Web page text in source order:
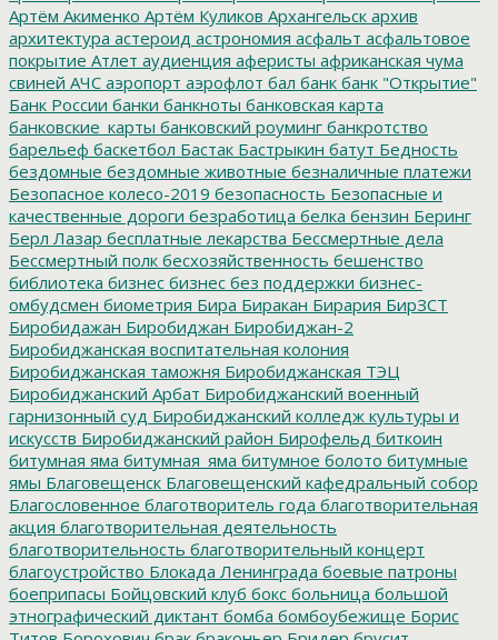
Артём Акименко Артём Куликов Архангельск архив
архитектура астероид астрономия асфальт асфальтовое
покрытие Атлет аудиенция аферисты африканская чума
свиней АЧС аэропорт аэрофлот бал банк банк "Открытие"
Банк России банки банкноты банковская карта
банковские_карты банковский роуминг банкротство
барельеф баскетбол Бастак Бастрыкин батут Бедность
бездомные бездомные животные безналичные платежи
Безопасное колесо-2019 безопасность Безопасные и
качественные дороги безработица белка бензин Беринг
Берл Лазар бесплатные лекарства Бессмертные дела
Бессмертный полк бесхозяйственность бешенство
библиотека бизнес бизнес без поддержки бизнес-
омбудсмен биометрия Бира Биракан Бирария БирЗСТ
Биробидажан Биробиджан Биробиджан-2
Биробиджанская воспитательная колония
Биробиджанская таможня Биробиджанская ТЭЦ
Биробиджанский Арбат Биробиджанский военный
гарнизонный суд Биробиджанский колледж культуры и
искусств Биробиджанский район Бирофельд биткоин
битумная яма битумная_яма битумное болото битумные
ямы Благовещенск Благовещенский кафедральный собор
Благословенное благотворитель года благотворительная
акция благотворительная деятельность
благотворительность благотворительный концерт
благоустройство Блокада Ленинграда боевые патроны
боеприпасы Бойцовский клуб бокс больница большой
этнографический диктант бомба бомбоубежище Борис